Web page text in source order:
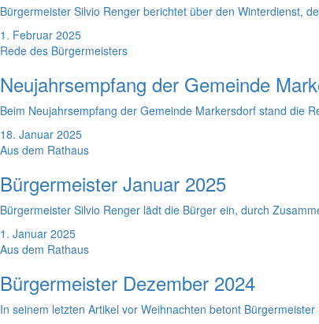
Bürgermeister Silvio Renger berichtet über den Winterdienst,
1. Februar 2025
Rede des Bürgermeisters
Neujahrsempfang der Gemeinde
Beim Neujahrsempfang der Gemeinde Markersdorf stand die
18. Januar 2025
Aus dem Rathaus
Bürgermeister Januar 2025
Bürgermeister Silvio Renger lädt die Bürger ein, durch
1. Januar 2025
Aus dem Rathaus
Bürgermeister Dezember 2024
In seinem letzten Artikel vor Weihnachten betont